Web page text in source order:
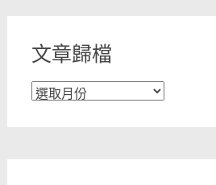
文章歸檔
文